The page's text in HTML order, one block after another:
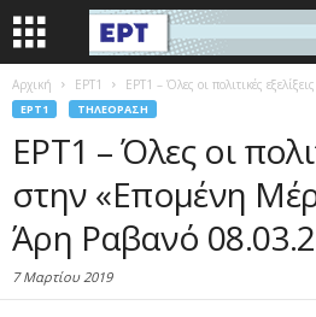
Αρχική EΡΤ1 ΕΡΤ1 – Όλες οι πολιτικές
EΡΤ1 ΤΗΛΕΌΡΑΣΗ
ΕΡΤ1 – Όλες οι
στην «Επομένη
Άρη Ραβανό
7 Μαρτίου 2019